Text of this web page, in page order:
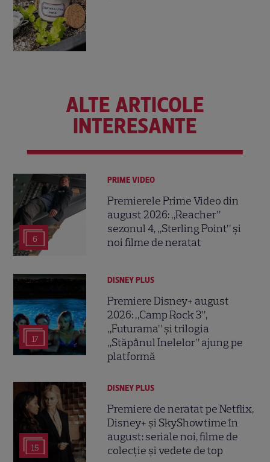
ALTE ARTICOLE
INTERESANTE
6
PRIME VIDEO
Premierele Prime Video din
august 2026: „Reacher”
sezonul 4, „Sterling Point” și
noi filme de neratat
17
DISNEY PLUS
Premiere Disney+ august
2026: „Camp Rock 3”,
„Futurama” și trilogia
„Stăpânul Inelelor” ajung pe
platformă
15
DISNEY PLUS
Premiere de neratat pe Netflix,
Disney+ și SkyShowtime în
august: seriale noi, filme de
colecție și vedete de top